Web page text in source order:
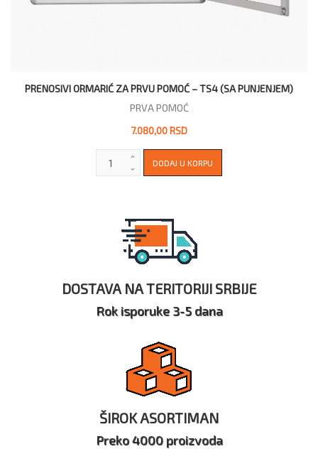
PRENOSIVI ORMARIĆ ZA PRVU POMOĆ – TS4 (SA PUNJENJEM)
PRVA POMOĆ
7.080,00 RSD
DOSTAVA NA TERITORIJI SRBIJE
Rok isporuke 3-5 dana
ŠIROK ASORTIMAN
Preko 4000 proizvoda